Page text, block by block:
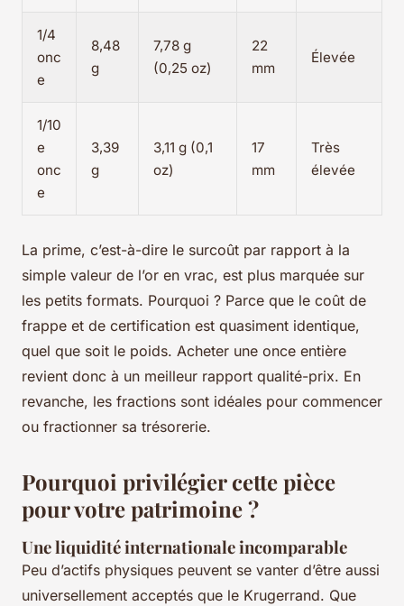
1/4
onc
e
8,48
g
7,78 g
(0,25 oz)
22
mm
Élevée
1/10
e
onc
e
3,39
g
3,11 g (0,1
oz)
17
mm
Très
élevée
La prime, c’est-à-dire le surcoût par rapport à la
simple valeur de l’or en vrac, est plus marquée sur
les petits formats. Pourquoi ? Parce que le coût de
frappe et de certification est quasiment identique,
quel que soit le poids. Acheter une once entière
revient donc à un meilleur rapport qualité-prix. En
revanche, les fractions sont idéales pour commencer
ou fractionner sa trésorerie.
Pourquoi privilégier cette pièce
pour votre patrimoine ?
Une liquidité internationale incomparable
Peu d’actifs physiques peuvent se vanter d’être aussi
universellement acceptés que le Krugerrand. Que